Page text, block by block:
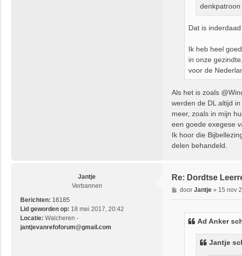
Dat is
Ik heb heel
in onze
voor de
Als het is zoals
werden de DL altijd
meer, zoals in mijn
een goede exegese
Ik hoor die
delen behandeld.
Jantje
Verbannen
Berichten: 16185
Lid geworden op: 18 mei 2017, 20:42
Locatie: Walcheren -
jantjevanrefoforum@gmail.com
Re: Dordtse
B
e
door Jantje» 15 nov
Ad Anker
Jantje